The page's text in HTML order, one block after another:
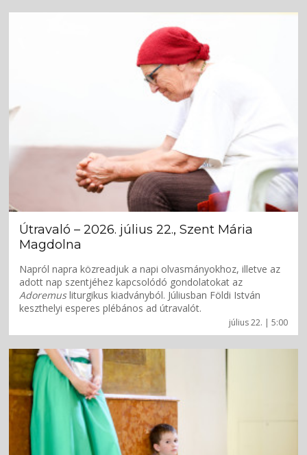
július 22. | 5:00
Útravaló – 2026. július 22., Szent Mária
Magdolna
Napról napra közreadjuk a napi olvasmányokhoz, illetve az
adott nap szentjéhez kapcsolódó gondolatokat az
Adoremusliturgikus kiadványból. Júliusban Földi István
keszthelyi esperes plébános ad útravalót.